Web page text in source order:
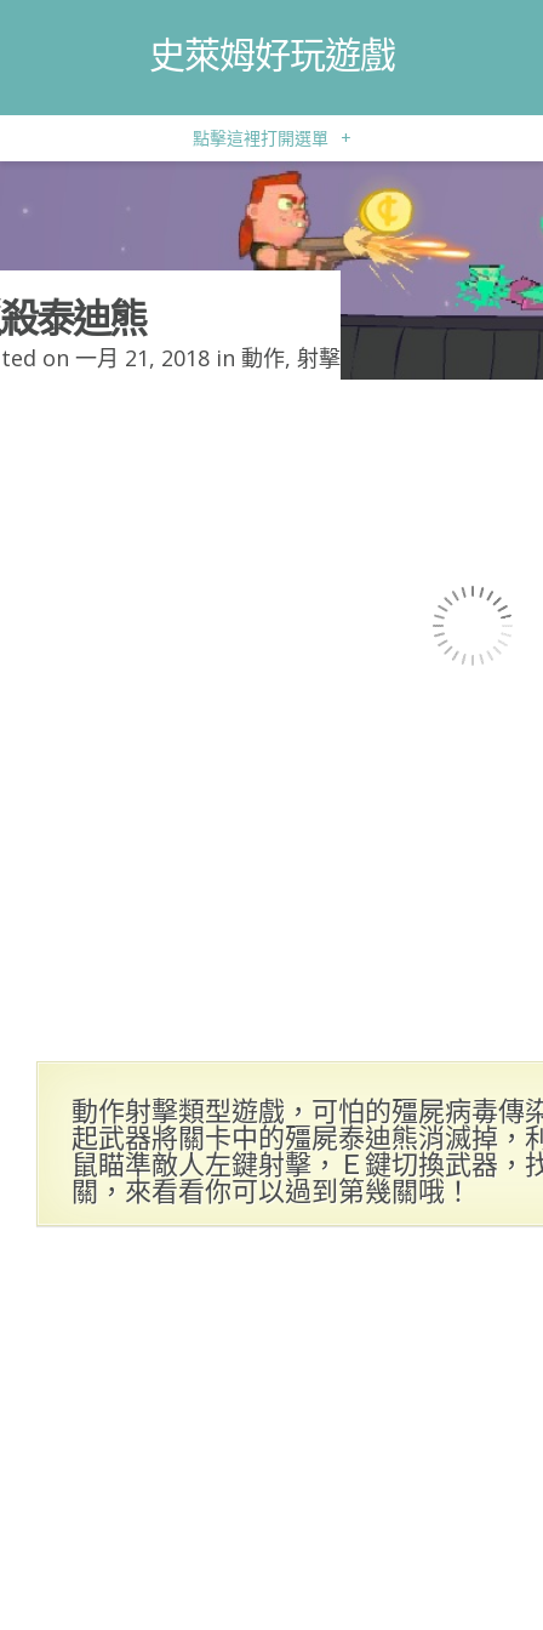
史萊姆好玩遊戲
點擊這裡打開選單 +
泰迪熊
on 一月 21, 2018 in 動作, 射擊
動作射擊類型遊戲，可怕的殭屍病毒傳
起武器將關卡中的殭屍泰迪熊消滅掉，
鼠瞄準敵人左鍵射擊，Ｅ鍵切換武器，
關，來看看你可以過到第幾關哦！